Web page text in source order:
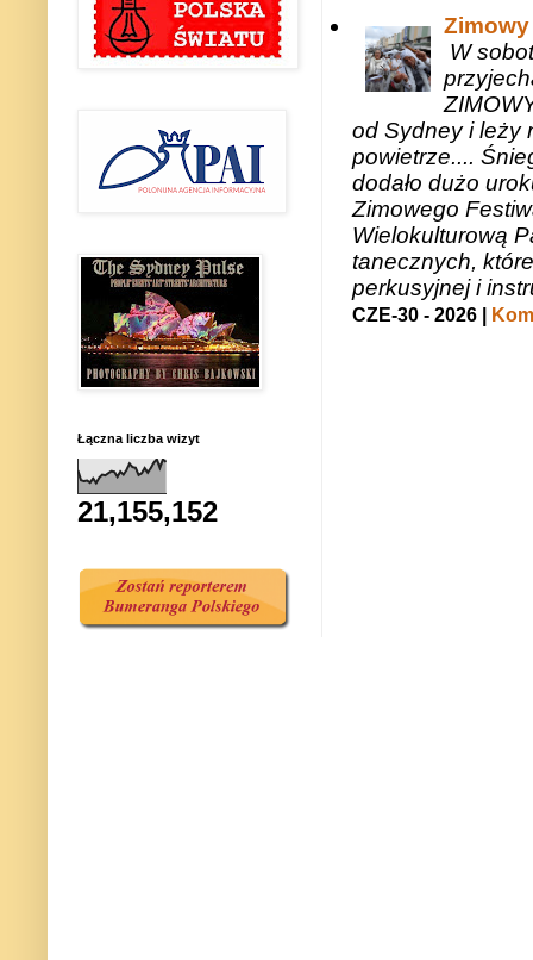
W
od Sydney i leży
powietrze....
dodało dużo
Zimowego
Wielokulturową
tanecznych,
perkusyjnej i
CZE-30 - 2026 |
Łączna liczba wizyt
21,155,152